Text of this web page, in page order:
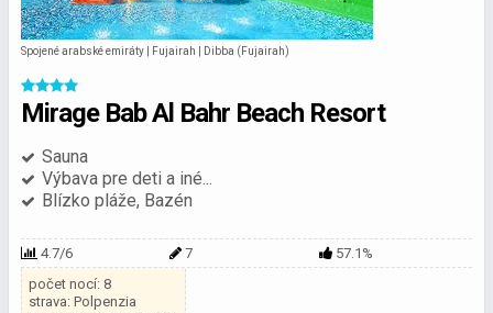
Spojené arabské emiráty | Fujairah | Dibba (Fujairah)
Mirage Bab Al Bahr Beach Resort
Sauna
Výbava pre deti a iné...
Blízko pláže, Bazén
4.7/6 7
57.1%
počet nocí: 8
strava: Polpenzia